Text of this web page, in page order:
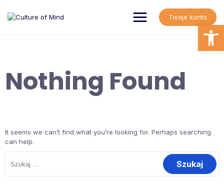
content
Twoje konto
Nothing Found
It seems we can’t find what you’re looking for. Perhaps searching
can help.
Szukaj: